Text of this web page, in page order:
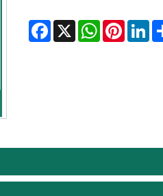
Facebook
X WhatsAppPinterest